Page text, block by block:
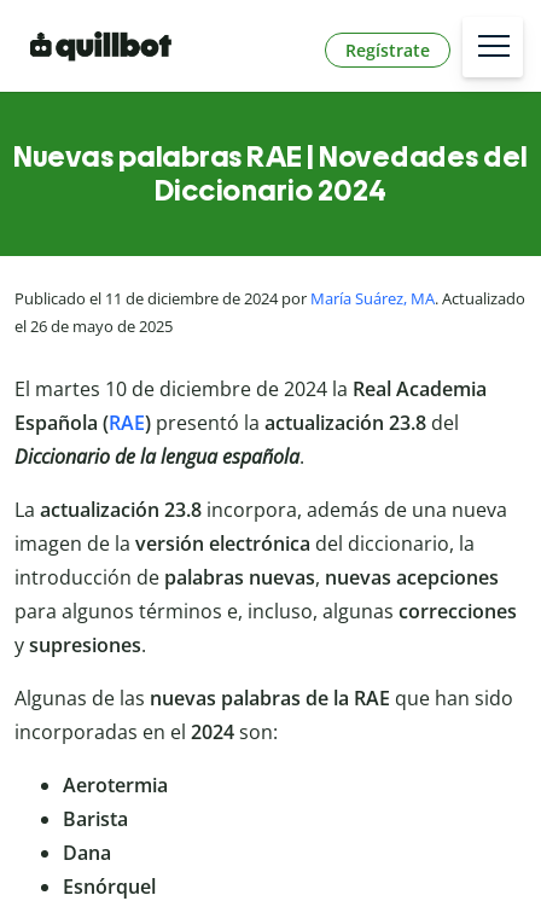
Regístrate
Nuevas palabras RAE | Novedades del
Diccionario 2024
Publicado el 11 de diciembre de 2024 por María Suárez, MA. Actualizado
el 26 de mayo de 2025
El martes 10 de diciembre de 2024 la Real Academia
Española (RAE) presentó la actualización 23.8 del
Diccionario de la lengua española.
La actualización 23.8 incorpora, además de una nueva
imagen de la versión electrónica del diccionario, la
introducción de palabras nuevas, nuevas acepciones
para algunos términos e, incluso, algunas correcciones
ysupresiones.
Algunas de las nuevas palabras de la RAE que han sido
incorporadas en el 2024son:
Aerotermia
Barista
Dana
Esnórquel